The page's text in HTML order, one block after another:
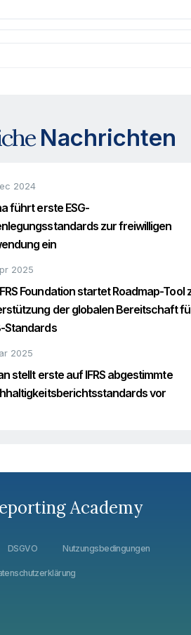
Nachrichten
2024
führt erste ESG-
zur freiwilligen
ein
2025
Foundation startet Roadmap-Tool
der globalen Bereitschaft
Standards
2025
stellt erste auf IFRS abgestimmte
vor
Academy
DSGVO Nutzungsbedingungen